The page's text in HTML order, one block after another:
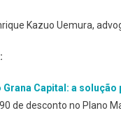
Kazuo Uemura,
Capital: a
de desconto no Plano